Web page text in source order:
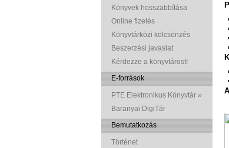
Könyvek hosszabbítása
Online fizetés
Könyvtárközi kölcsönzés
Beszerzési javaslat
Kérdezze a könyvtárost!
E-források
PTE Elektronikus Könyvtár »
Baranyai DigiTár
Bemutatkozás
Történet